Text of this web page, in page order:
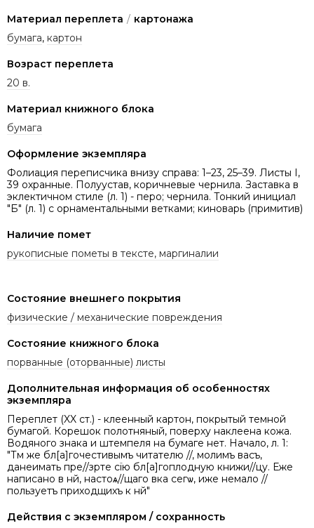
Материал переплета / картонажа
бумага, картон
Возраст переплета
20 в.
Материал книжного блока
бумага
Оформление экземпляра
Фолиация переписчика внизу справа: 1–23, 25–39. Листы I,
39 охранные. Полуустав, коричневые чернила. Заставка в
эклектичном стиле (л. 1) - перо; чернила. Тонкий инициал
"Б" (л. 1) с орнаментальными ветками; киноварь (примитив)
Наличие помет
рукописные пометы в тексте, маргиналии
Состояние внешнего покрытия
физические / механические повреждения
Состояние книжного блока
порванные (оторванные) листы
Дополнительная информация об особенностях
экземпляра
Переплет (XX ст.) - клеенный картон, покрытый темной
бумагой. Корешок полотняный, поверху наклеена кожа.
Водяного знака и штемпеля на бумаге нет. Начало, л. 1:
"Тѣм же бл[а]гочестивымъ читателю //, молимъ васъ,
данеимать пре//зрѣте сїю бл[а]гоплодную книжи//цу. Еже
написано в нѣй, настоѧ//щаго вѣка сегѡ, иже немало //
пользуетъ приходѣщихъ к нѣй"
Действия с экземпляром / сохранность